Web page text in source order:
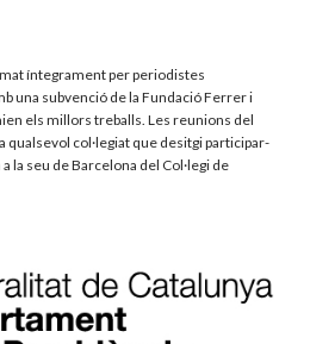
íntegrament per periodistes
una subvenció de la Fundació Ferrer i
els millors treballs. Les reunions del
qualsevol col·legiat que desitgi participar-
la seu de Barcelona del Col·legi de